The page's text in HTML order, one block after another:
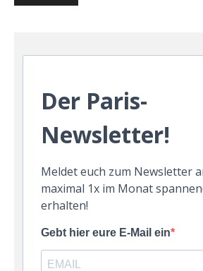
Der Paris-
Newsletter!
Meldet euch zum Newsletter
maximal 1x im Monat
erhalten!
Gebt hier eure E-Mail ein